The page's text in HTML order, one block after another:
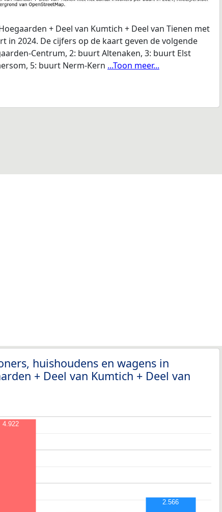
+ Deel van Kumtich + Deel van Tienen met
in 2024. De cijfers op de kaart geven de volgende
Centrum, 2: buurt Altenaken, 3: buurt Elst
5: buurt Nerm-Kern ...Toon meer...
huishoudens en wagens in
+ Deel van Kumtich + Deel van
4.922
2.566